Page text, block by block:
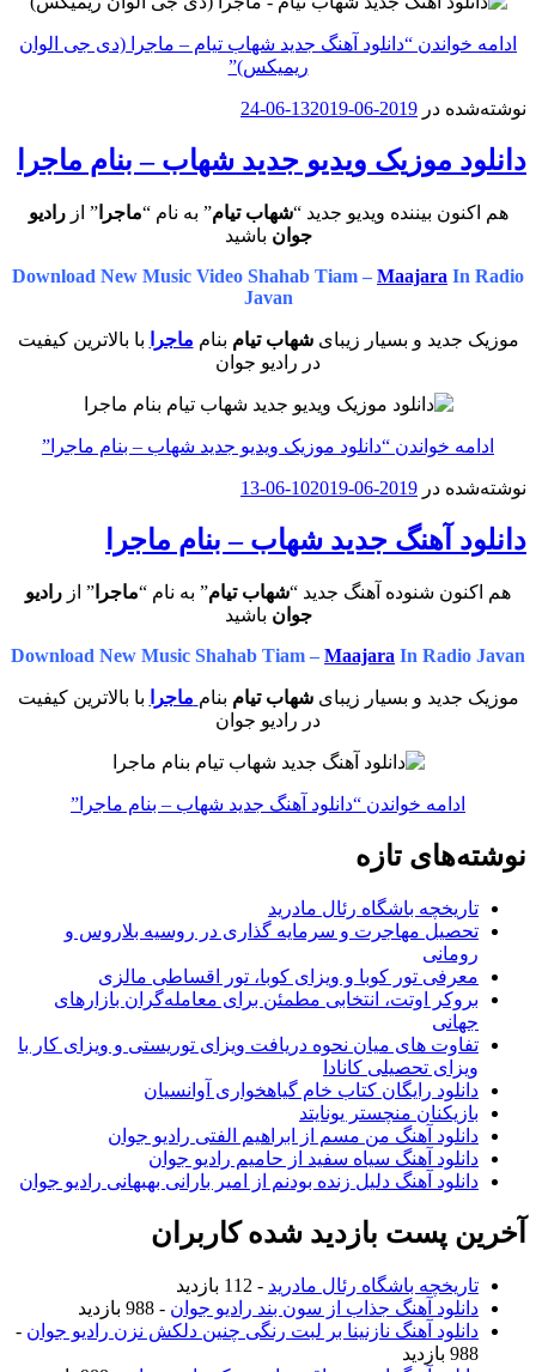
ادامه خواندن “دانلود آهنگ جدید شهاب تیام – ماجرا (دی جی الوان
ریمیکس)”
نوشته‌شده در 2019-06-13
2019-06-24
دانلود موزیک ویدیو جدید شهاب – بنام ماجرا
هم اکنون بیننده ویدیو جدید “شهاب تیام” به نام “ماجرا” ازرادیو
جوان باشید
Download New Music Video Shahab Tiam – Maajara In Radio
Javan
موزیک جدید و بسیار زیبایشهاب تیام بنام ماجرا
با بالاترین کیفیت
در رادیو جوان
ادامه خواندن “دانلود موزیک ویدیو جدید شهاب – بنام ماجرا”
نوشته‌شده در 2019-06-10
2019-06-13
دانلود آهنگ جدید شهاب – بنام ماجرا
هم اکنون شنوده آهنگ جدید “شهاب تیام” به نام “ماجرا ” از رادیو
جوان باشید
Download New Music Shahab Tiam – Maajara In Radio Javan
موزیک جدید و بسیار زیبایشهاب تیام بنام ماجرا
با بالاترین کیفیت
در رادیو جوان
ادامه خواندن “دانلود آهنگ جدید شهاب – بنام ماجرا”
نوشته‌های تازه
تاریخچه باشگاه رئال مادرید
تحصیل مهاجرت و سرمایه گذاری در روسیه بلاروس و
رومانی
معرفی تور کوبا و ویزای کوبا، تور اقساطی مالزی
بروکر اوتت، انتخابی مطمئن برای معامله‌گران بازارهای
جهانی
تفاوت های میان نحوه دریافت ویزای توریستی و ویزای کار با
ویزای تحصیلی کانادا
دانلود رایگان کتاب خام گیاهخواری آوانسیان
بازیکنان منچستر یونایتد
دانلود آهنگ من مسم از ابراهیم الفتی رادیو جوان
دانلود آهنگ سیاه سفید از حامیم رادیو جوان
دانلود آهنگ دلیل زنده بودنم از امیر بارانی بهبهانی رادیو جوان
آخرین پست بازدید شده کاربران
تاریخچه باشگاه رئال مادرید - 112 بازدید
دانلود آهنگ جذاب از سون بند رادیو جوان - 988 بازدید
دانلود آهنگ نازنینا بر لبت رنگی چنین دلکش نزن رادیو جوان -
988 بازدید